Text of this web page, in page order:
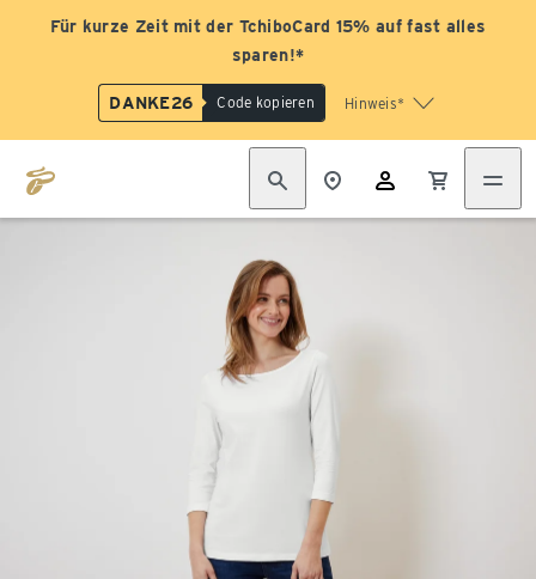
Für kurze Zeit mit der TchiboCard 15% auf fast alles
sparen!*
DANKE26 Code kopieren Hinweis*